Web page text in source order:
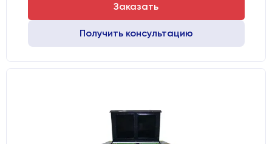
Заказать
Получить консультацию